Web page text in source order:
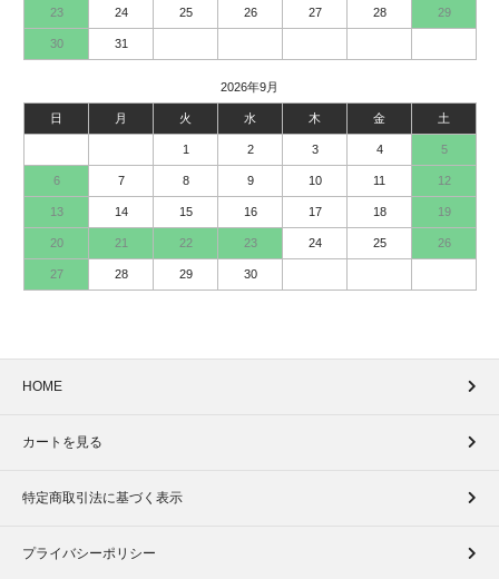
23 24 25 26 27 28 29
30 31
2026年9月
日 月 火 水 木 金 土
1 2 3 4 5
6 7 8 9 10 11 12
13 14 15 16 17 18 19
20 21 22 23 24 25 26
27 28 29 30
HOME
カートを見る
特定商取引法に基づく表示
プライバシーポリシー